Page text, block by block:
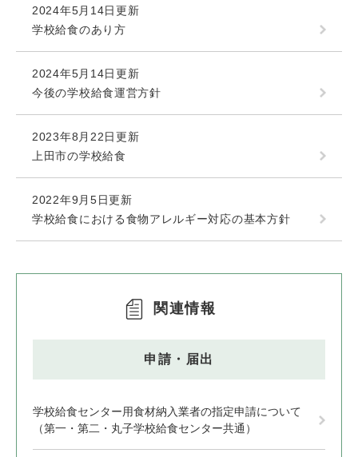
2024年5月14日更新
学校給食のあり方
2024年5月14日更新
今後の学校給食運営方針
2023年8月22日更新
上田市の学校給食
2022年9月5日更新
学校給食における食物アレルギー対応の基本方針
関連情報
申請・届出
学校給食センター用食材納入業者の指定申請について
（第一・第二・丸子学校給食センター共通）